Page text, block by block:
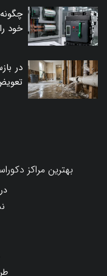
چگونه
خود را
در
تعویض کنیم؟ ۷
بهترین مراکز